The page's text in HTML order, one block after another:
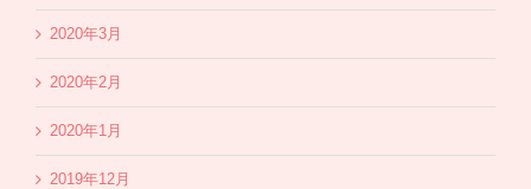
2020年3月
2020年2月
2020年1月
2019年12月